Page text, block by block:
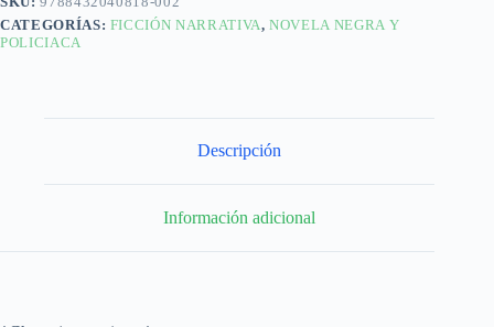
CATEGORÍAS: FICCIÓN NARRATIVA,NOVELA NEGRA Y
POLICIACA
Descripción
Información adicional